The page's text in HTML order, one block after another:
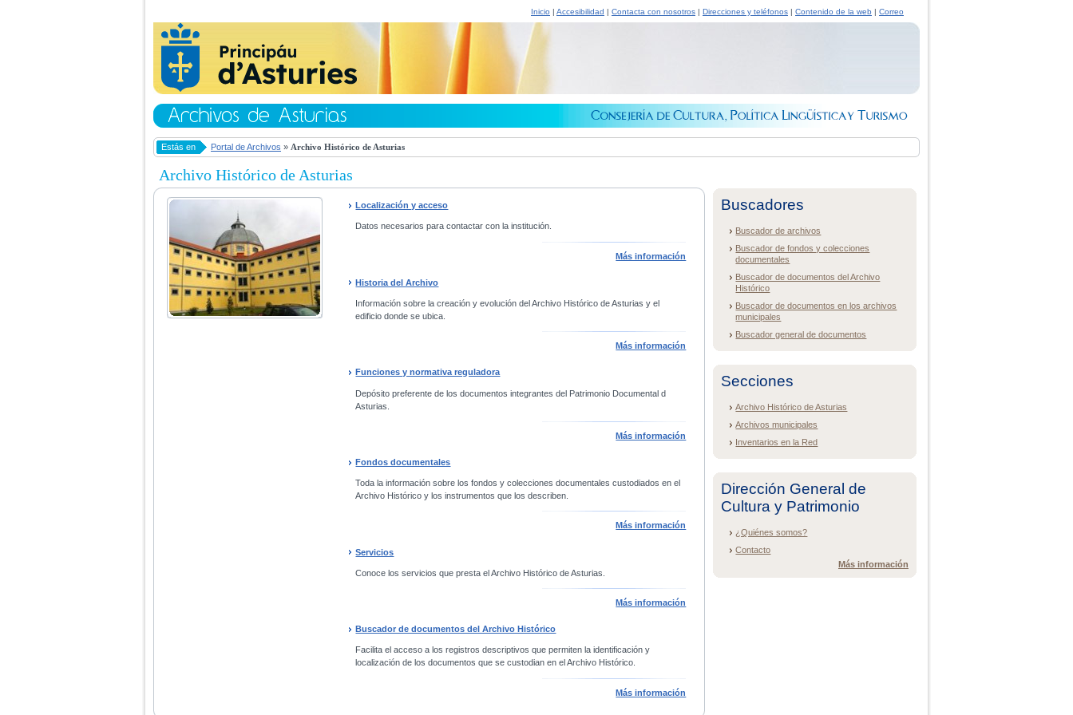
Inicio | Accesibilidad | Contacta con nosotros | Direcciones y teléfonos | Contenido de la web | Correo
Estás en Portal de Archivos » Archivo Histórico de Asturias
Archivo Histórico de Asturias
Localización y acceso
Datos necesarios para contactar con la institución.
Más información
Historia del Archivo
Información sobre la creación y evolución del Archivo Histórico de Asturias y el
edificio donde se ubica.
Más información
Funciones y normativa reguladora
Depósito preferente de los documentos integrantes del Patrimonio Documental d
Asturias.
Más información
Fondos documentales
Toda la información sobre los fondos y colecciones documentales custodiados en el
Archivo Histórico y los instrumentos que los describen.
Más información
Servicios
Conoce los servicios que presta el Archivo Histórico de Asturias.
Más información
Buscador de documentos del Archivo Histórico
Facilita el acceso a los registros descriptivos que permiten la identificación y
localización de los documentos que se custodian en el Archivo Histórico.
Más información
Buscadores
Buscador de archivos
Buscador de fondos y colecciones
documentales
Buscador de documentos del Archivo
Histórico
Buscador de documentos en los archivos
municipales
Buscador general de documentos
Secciones
Archivo Histórico de Asturias
Archivos municipales
Inventarios en la Red
Dirección General de
Cultura y Patrimonio
¿Quiénes somos?
Contacto
Más información